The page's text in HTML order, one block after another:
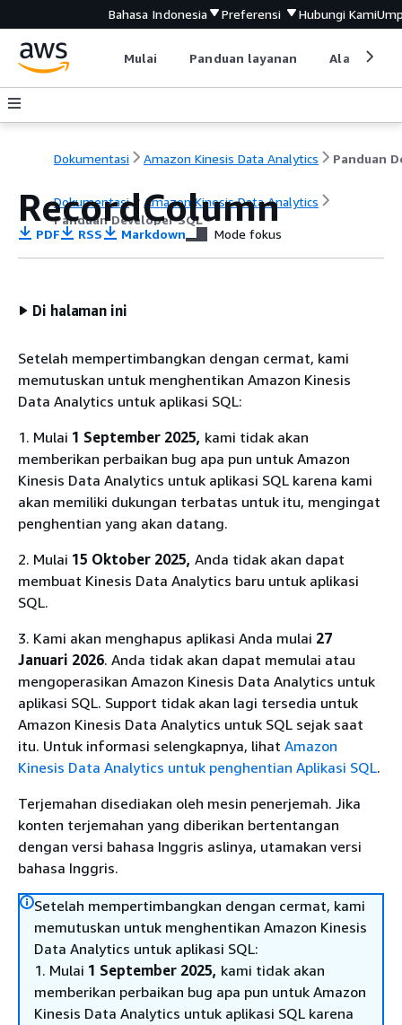
Bahasa Indonesia Preferensi Hubungi Kami
Mulai Panduan layanan Alat
Dokumentasi Amazon Kinesis Data Analytics
Dokumentasi
Amazon Kinesis Data Analytics
Panduan Developer SQL
RecordColumn
PDF RSS Markdown Mode fokus
Di halaman ini
Setelah mempertimbangkan dengan cermat, kami
memutuskan untuk menghentikan Amazon Kinesis
Data Analytics untuk aplikasi SQL:
1. Mulai 1 September 2025, kami tidak akan
memberikan perbaikan bug apa pun untuk Amazon
Kinesis Data Analytics untuk aplikasi SQL karena kami
akan memiliki dukungan terbatas untuk itu, mengingat
penghentian yang akan datang.
2. Mulai 15 Oktober 2025, Anda tidak akan dapat
membuat Kinesis Data Analytics baru untuk aplikasi
SQL.
3. Kami akan menghapus aplikasi Anda mulai 27
Januari 2026. Anda tidak akan dapat memulai atau
mengoperasikan Amazon Kinesis Data Analytics untuk
aplikasi SQL. Support tidak akan lagi tersedia untuk
Amazon Kinesis Data Analytics untuk SQL sejak saat
itu. Untuk informasi selengkapnya, lihat Amazon
Kinesis Data Analytics untuk penghentian Aplikasi SQL.
Terjemahan disediakan oleh mesin penerjemah. Jika
konten terjemahan yang diberikan bertentangan
dengan versi bahasa Inggris aslinya, utamakan versi
bahasa Inggris.
Setelah mempertimbangkan dengan cermat, kami
memutuskan untuk menghentikan Amazon Kinesis
Data Analytics untuk aplikasi SQL:
1. Mulai 1 September 2025, kami tidak akan
memberikan perbaikan bug apa pun untuk Amazon
Kinesis Data Analytics untuk aplikasi SQL karena